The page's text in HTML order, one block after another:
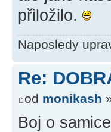
přiložilo.
Naposledy
Re:
od monikash
Boj o